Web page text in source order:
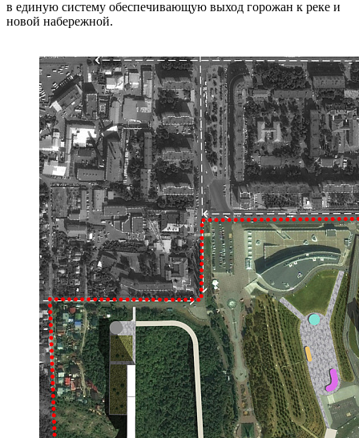
в единую систему обеспечивающую выход горожан к реке и
новой набережной.